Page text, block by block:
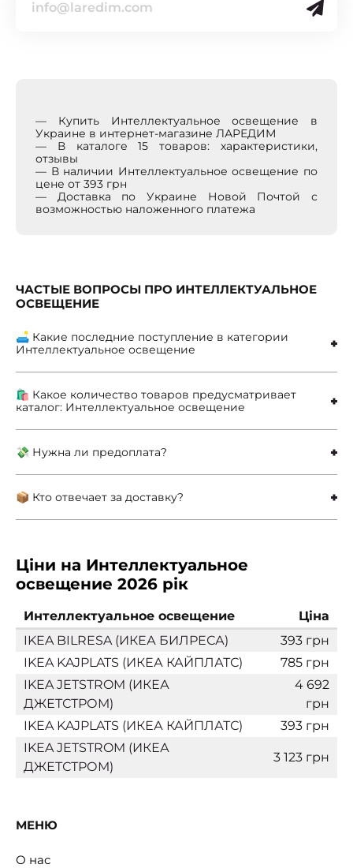
— Купить Интеллектуальное освещение в
Украине в интернет-магазине ЛАРЕДИМ
— В каталоге 15 товаров: характеристики,
отзывы
— В наличии Интеллектуальное освещение по
цене от 393 грн
— Доставка по Украине Новой Почтой с
возможностью наложенного платежа
ЧАСТЫЕ ВОПРОСЫ ПРО ИНТЕЛЛЕКТУАЛЬНОЕ
ОСВЕЩЕНИЕ
🛋 Какие последние поступление в категории
Интеллектуальное освещение
🛍 Какое количество товаров предусматривает
каталог: Интеллектуальное освещение
💸 Нужна ли предоплата?
📦 Кто отвечает за доставку?
Ціни на Интеллектуальное
освещение 2026 рік
Интеллектуальное освещение
Ціна
IKEA BILRESA (ИКЕА БИЛРЕСА)
393 грн
IKEA KAJPLATS (ИКЕА КАЙПЛАТС)
785 грн
IKEA JETSTROM (ИКЕА
ДЖЕТСТРОМ)
4 692
грн
IKEA KAJPLATS (ИКЕА КАЙПЛАТС)
393 грн
IKEA JETSTROM (ИКЕА
ДЖЕТСТРОМ)
3 123 грн
МЕНЮ
О нас